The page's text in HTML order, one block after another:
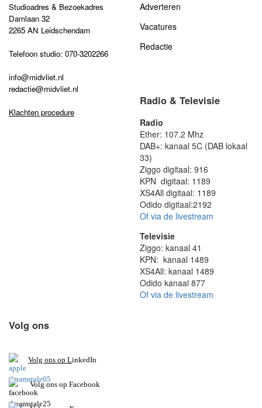
Studioadres & Bezoekadres
Damlaan 32
2265 AN Leidschendam
Telefoon studio: 070-3202266
info@midvliet.nl
redactie@midvliet.nl
Klachten procedure
Adverteren
Vacatures
Redactie
Radio & Televisie
Radio
Ether: 107.2 Mhz
DAB+: kanaal 5C (DAB lokaal
33)
Ziggo digitaal: 916
KPN digitaal: 1189
XS4All digitaal: 1189
Odido digitaal:2192
Of via de livestream
Televisie
Ziggo: kanaal 41
KPN: kanaal 1489
XS4All: kanaal 1489
Odido kanaal 877
Of via de livestream
Volg ons
Volg ons op LinkedIn
Volg ons op Facebook